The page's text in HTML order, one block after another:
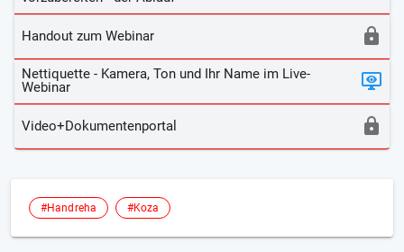
Handout zum Webinar
Nettiquette - Kamera, Ton und Ihr Name im Live-
Webinar
Video+Dokumentenportal
#Handreha #Koza